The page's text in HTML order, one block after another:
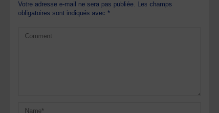
Votre adresse e-mail ne sera pas publiée. Les champs
obligatoires sont indiqués avec*